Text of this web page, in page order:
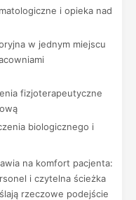
i opieka nad
w jednym miejscu
fizjoterapeutyczne
biologicznego i
na komfort pacjenta:
i czytelna ścieżka
rzeczowe podejście